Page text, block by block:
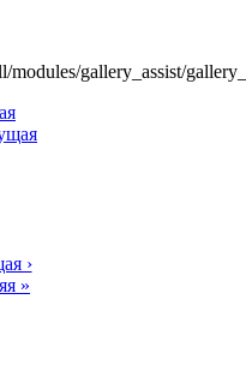
gallery_assist/
›
»